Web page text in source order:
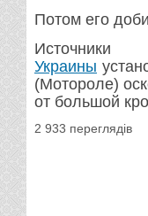
Потом его
Украины
(Мотороле)
от большой
2 933 переглядів